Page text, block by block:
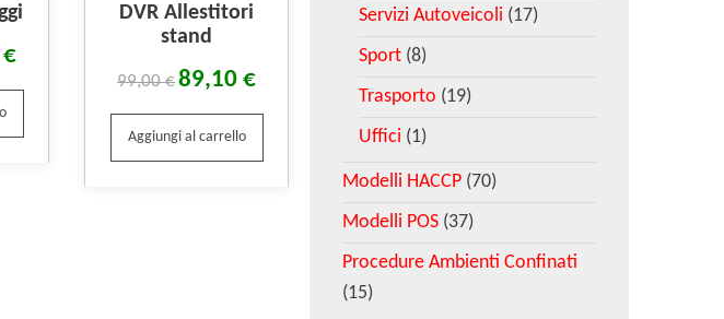
€
DVR Allestitori
stand
99,00€89,10€
Aggiungi al carrello
Servizi Autoveicoli (17)
Sport (8)
Trasporto (19)
Uffici (1)
Modelli HACCP (70)
Modelli POS (37)
Procedure Ambienti Confinati
(15)